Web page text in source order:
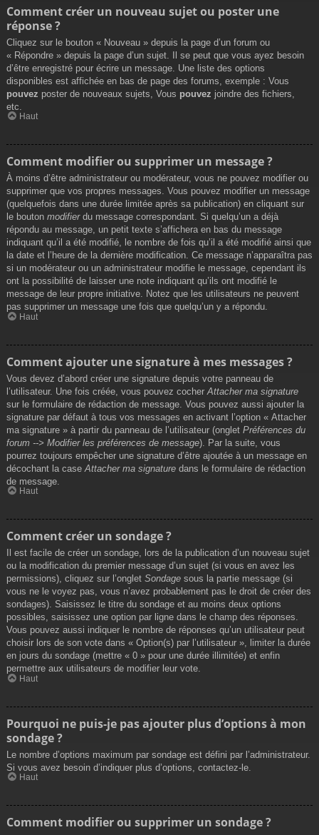
Comment créer un nouveau sujet ou poster une
réponse ?
Cliquez sur le bouton « Nouveau » depuis la page d’un forum ou
« Répondre » depuis la page d’un sujet. Il se peut que vous ayez besoin
d’être enregistré pour écrire un message. Une liste des options
disponibles est affichée en bas de page des forums, exemple : Vous
pouvez poster de nouveaux sujets, Vous pouvez joindre des fichiers,
etc.
Haut
Comment modifier ou supprimer un message ?
À moins d’être administrateur ou modérateur, vous ne pouvez modifier ou
supprimer que vos propres messages. Vous pouvez modifier un message
(quelquefois dans une durée limitée après sa publication) en cliquant sur
le bouton modifierdu message correspondant. Si quelqu’un a déjà
répondu au message, un petit texte s’affichera en bas du message
indiquant qu’il a été modifié, le nombre de fois qu’il a été modifié ainsi que
la date et l’heure de la dernière modification. Ce message n’apparaîtra pas
si un modérateur ou un administrateur modifie le message, cependant ils
ont la possibilité de laisser une note indiquant qu’ils ont modifié le
message de leur propre initiative. Notez que les utilisateurs ne peuvent
pas supprimer un message une fois que quelqu’un y a répondu.
Haut
Comment ajouter une signature à mes messages ?
Vous devez d’abord créer une signature depuis votre panneau de
l’utilisateur. Une fois créée, vous pouvez cocher Attacher ma signature
sur le formulaire de rédaction de message. Vous pouvez aussi ajouter la
signature par défaut à tous vos messages en activant l’option « Attacher
ma signature » à partir du panneau de l’utilisateur (onglet Préférences du
forum --> Modifier les préférences de message). Par la suite, vous
pourrez toujours empêcher une signature d’être ajoutée à un message en
décochant la case Attacher ma signature dans le formulaire de rédaction
de message.
Haut
Comment créer un sondage ?
Il est facile de créer un sondage, lors de la publication d’un nouveau sujet
ou la modification du premier message d’un sujet (si vous en avez les
permissions), cliquez sur l’onglet Sondage sous la partie message (si
vous ne le voyez pas, vous n’avez probablement pas le droit de créer des
sondages). Saisissez le titre du sondage et au moins deux options
possibles, saisissez une option par ligne dans le champ des réponses.
Vous pouvez aussi indiquer le nombre de réponses qu’un utilisateur peut
choisir lors de son vote dans « Option(s) par l’utilisateur », limiter la durée
en jours du sondage (mettre « 0 » pour une durée illimitée) et enfin
permettre aux utilisateurs de modifier leur vote.
Haut
Pourquoi ne puis-je pas ajouter plus d’options à mon
sondage ?
Le nombre d’options maximum par sondage est défini par l’administrateur.
Si vous avez besoin d’indiquer plus d’options, contactez-le.
Haut
Comment modifier ou supprimer un sondage ?